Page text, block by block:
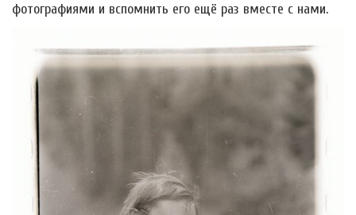
фотографиями и вспомнить его ещё раз вместе с нами.